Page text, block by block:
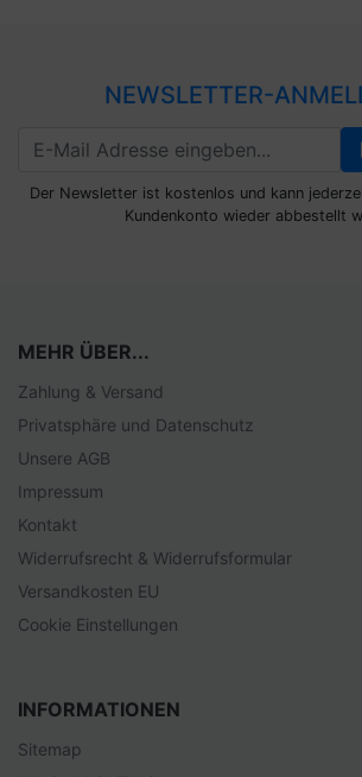
NEWSLETTER-
Der Newsletter ist kostenlos und kann
Kundenkonto wieder abbestellt
MEHR ÜBER...
Zahlung & Versand
Privatsphäre und Datenschutz
Unsere AGB
Impressum
Kontakt
Widerrufsrecht & Widerrufsformular
Versandkosten EU
Cookie Einstellungen
INFORMATIONEN
Sitemap